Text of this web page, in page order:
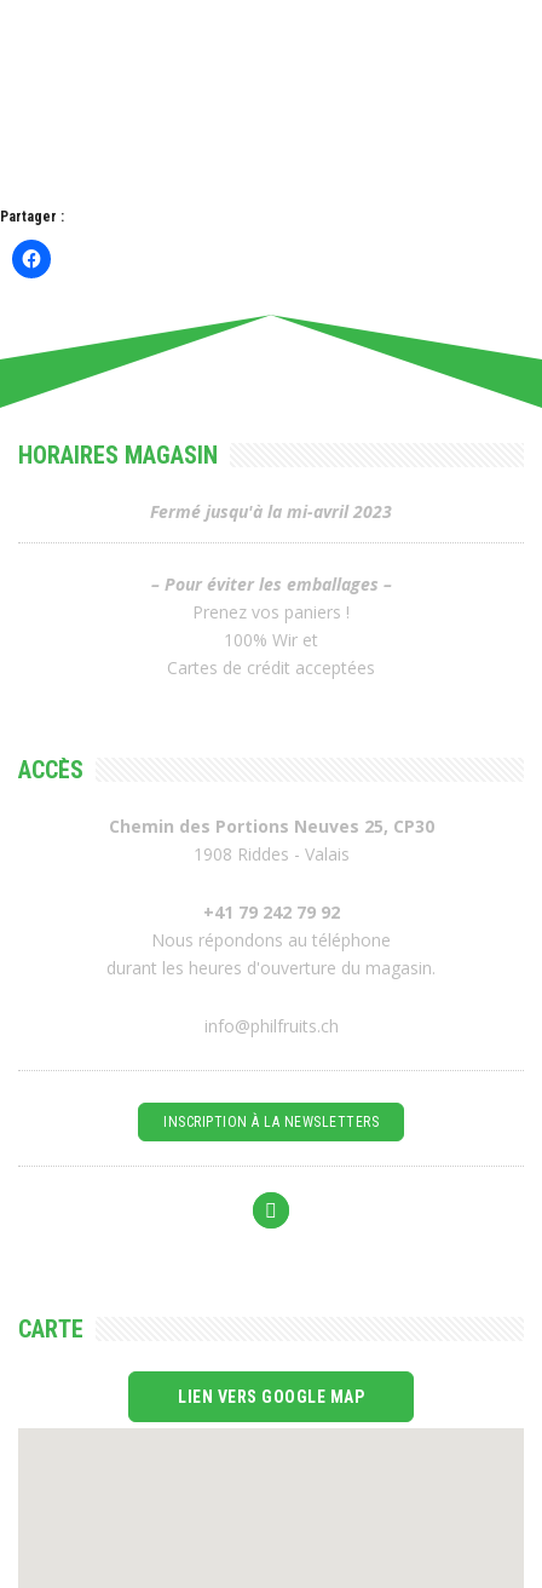
Partager :
HORAIRES MAGASIN
Fermé jusqu'à la mi-avril 2023
– Pour éviter les emballages –
Prenez vos paniers !
100% Wir et
Cartes de crédit acceptées
ACCÈS
Chemin des Portions Neuves 25, CP30
1908 Riddes - Valais
+41 79 242 79 92
Nous répondons au téléphone
durant les heures d'ouverture du magasin.
info@philfruits.ch
INSCRIPTION À LA NEWSLETTERS
CARTE
LIEN VERS GOOGLE MAP